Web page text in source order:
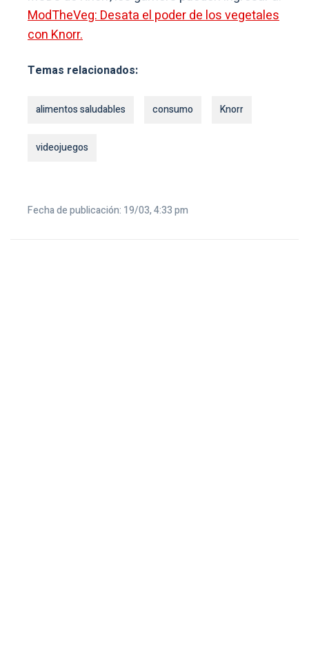
ModTheVeg: Desata el poder de los vegetales
con Knorr.
Temas relacionados:
alimentos saludables consumo Knorr
videojuegos
Fecha de publicación: 19/03, 4:33 pm